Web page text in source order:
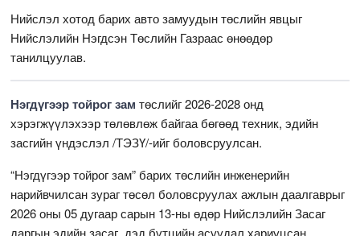
Нийслэл хотод барих авто замуудын төслийн явцыг
Нийслэлийн Нэгдсэн Төслийн Газраас өнөөдөр
танилцуулав.
Нэгдүгээр тойрог зам төслийг 2026-2028 онд
хэрэгжүүлэхээр төлөвлөж байгаа бөгөөд техник, эдийн
засгийн үндэслэл /ТЭЗҮ/-ийг боловсруулсан.
“Нэгдүгээр тойрог зам” барих төслийн инженерийн
нарийвчилсан зураг төсөл боловсруулах ажлын даалгаврыг
2026 оны 05 дугаар сарын 13-ны өдөр Нийслэлийн Засаг
даргын эдийн засаг, дэд бүтцийн асуудал хариуцсан